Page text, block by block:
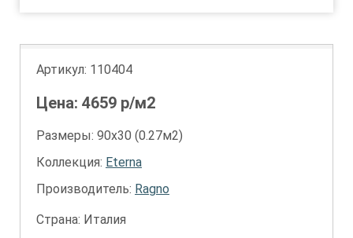
Артикул: 110404
Цена: 4659 р/м2
Размеры: 90х30 (0.27м2)
Коллекция: Eterna
Производитель: Ragno
Страна: Италия